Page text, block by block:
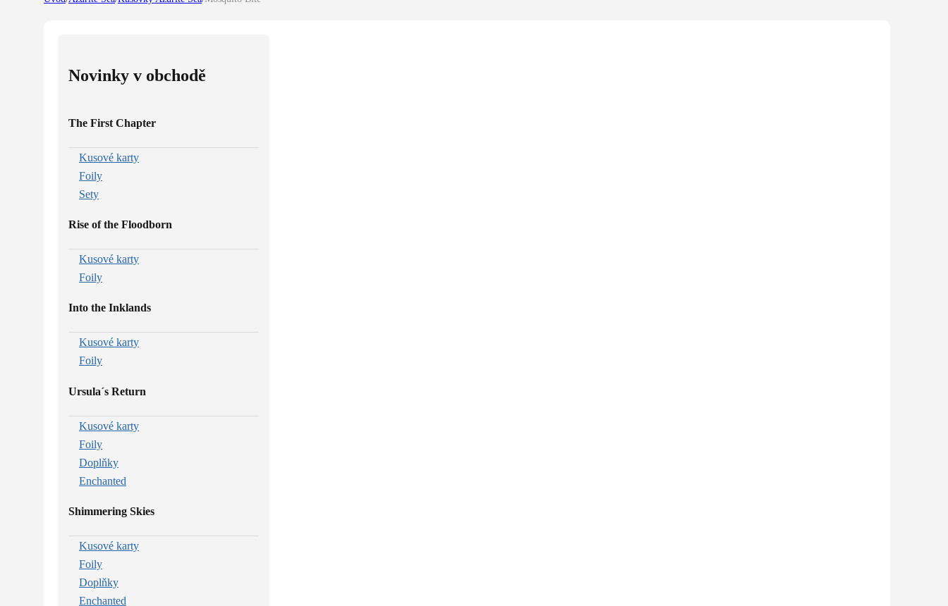
Novinky v obchodě
The First Chapter
Kusové karty
Foily
Sety
Rise of the Floodborn
Kusové karty
Foily
Into the Inklands
Kusové karty
Foily
Ursula´s Return
Kusové karty
Foily
Doplňky
Enchanted
Shimmering Skies
Kusové karty
Foily
Doplňky
Enchanted